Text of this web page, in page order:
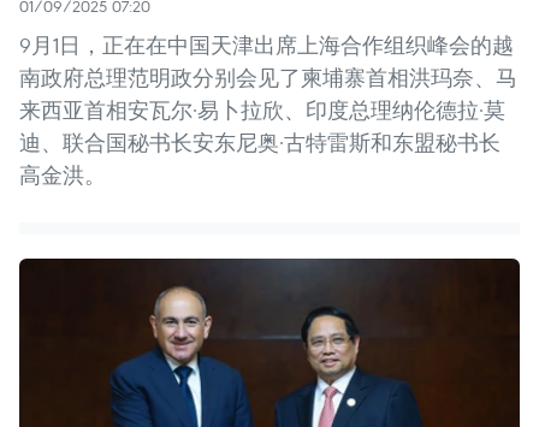
01/09/2025 07:20
9月1日，正在在中国天津出席上海合作组织峰会的越
南政府总理范明政分别会见了柬埔寨首相洪玛奈、马
来西亚首相安瓦尔·易卜拉欣、印度总理纳伦德拉·莫
迪、联合国秘书长安东尼奥·古特雷斯和东盟秘书长
高金洪。